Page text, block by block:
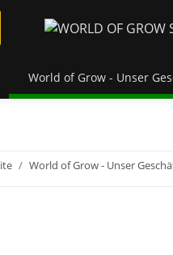
World of Grow - Unser
World of Grow - Unser